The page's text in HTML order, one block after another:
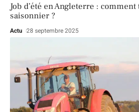
Job d’été en Angleterre :
saisonnier ?
Actu 28 septembre 2025